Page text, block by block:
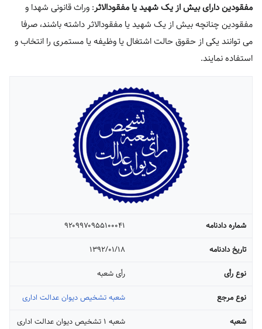
مفقودین دارای بیش از یک شهید یا مفقودالاثر: وراث قانونی شهدا و
مفقودین چنانچه بیش از یک شهید یا مفقودالاثر داشته باشند، صرفا
می توانند یکی از حقوق حالت اشتغال یا وظیفه یا مستمری را انتخاب و
استفاده نمایند.
شماره دادنامه
۹۲۰۹۹۷۰۹۵۵۱۰۰۰۴۱
تاریخ دادنامه
۱۳۹۲/۰۱/۱۸
نوع رأی
رأی شعبه
نوع مرجع
شعبه تشخیص دیوان عدالت اداری
شعبه
شعبه ۱ تشخیص دیوان عدالت اداری